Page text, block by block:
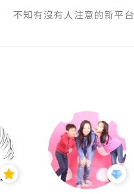
不知有沒有人注意的新平台